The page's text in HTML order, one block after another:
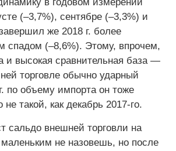
(–3,7%), сентябре (–3,3%) и
же 2018 г. более
спадом (–8,6%). Этому, впрочем,
и высокая сравнительная база —
торговле обычно ударный
по объему импорта он тоже
такой, как декабрь 2017-го.
сальдо внешней торговли на
маленьким не назовешь, но после